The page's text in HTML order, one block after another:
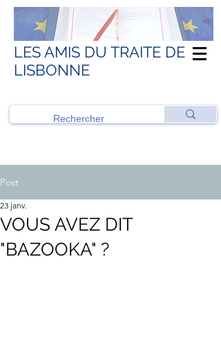
LES AMIS DU TRAITE DE
LISBONNE
Post
VOUS AVEZ DIT
"BAZOOKA" ?
23 janv.